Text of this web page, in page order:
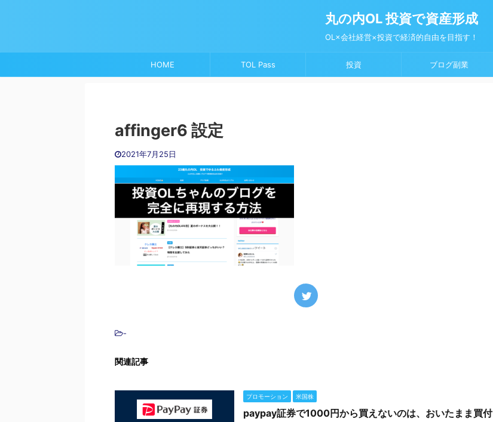
丸の内OL 投資で資産形成
OL×会社経営×投資で経済的自由を目指す！
HOME TOL Pass 投資 ブログ副業
affinger6 設定
2021年7月25日
-
関連記事
プロモーション 米国株
paypay証券で1000円から買えないのは、おいたまま買付